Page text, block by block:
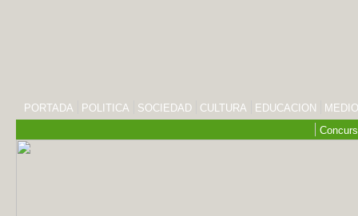
PORTADA POLITICA SOCIEDAD CULTURA EDUCACION